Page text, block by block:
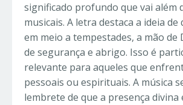
significado profundo que vai além
musicais. A letra destaca a ideia de
em meio a tempestades, a mão de
de segurança e abrigo. Isso é
relevante para aqueles que
pessoais ou espirituais. A música
lembrete de que a presença divina